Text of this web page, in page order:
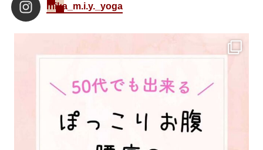
mika_m.i.y._yoga